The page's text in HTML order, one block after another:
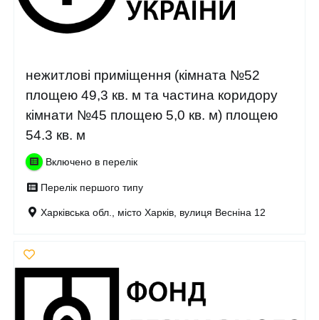
нежитлові приміщення (кімната №52
площею 49,3 кв. м та частина коридору
кімнати №45 площею 5,0 кв. м) площею
54.3 кв. м
Включено в перелік
Перелік першого типу
Харківська обл., місто Харків, вулиця Весніна 12